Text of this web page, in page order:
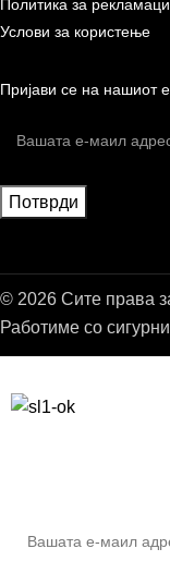
Политика за
Услови за користење
Пријави се на нашиот
© 2026 Сите права
Работиме со